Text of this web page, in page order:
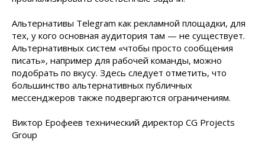
Альтернативы Telegram как рекламной площадки, для
тех, у кого основная аудитория там — не существует.
Альтернативных систем «чтобы просто сообщения
писать», например для рабочей команды, можно
подобрать по вкусу. Здесь следует отметить, что
большинство альтернативных публичных
мессенджеров также подвергаются ограничениям.
Виктор Ерофеев технический директор CG Projects
Group